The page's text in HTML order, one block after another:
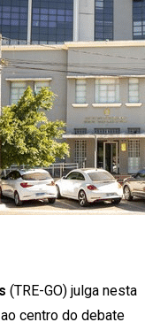
(TRE-GO) julga nesta
centro do debate